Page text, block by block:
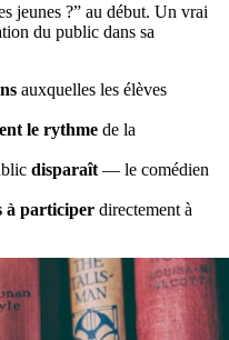
jeunes ?” au début. Un vrai
du public dans sa
auxquelles les élèves
le rythme de la
disparaît — le comédien
à participer directement à